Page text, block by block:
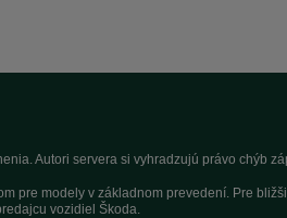
Autori servera si vyhradzujú právo chýb
pre modely v základnom prevedení. Pre
vozidiel Škoda.